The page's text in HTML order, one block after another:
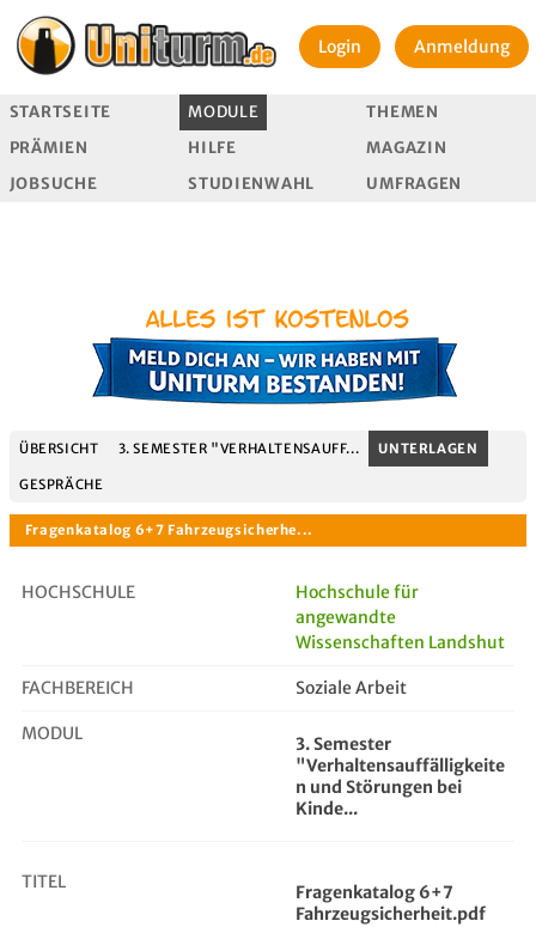
Login Anmeldung
STARTSEITE MODULE
THEMEN
PRÄMIEN
HILFE
MAGAZIN
JOBSUCHE
STUDIENWAHL UMFRAGEN
ÜBERSICHT 3. SEMESTER "VERHALTENSAUFF... UNTERLAGEN
GESPRÄCHE
HOCHSCHULE
Hochschule für
angewandte
Wissenschaften Landshut
FACHBEREICH Soziale Arbeit
MODUL
3. Semester
"Verhaltensauffälligkeite
n und Störungen bei
Kinde...
TITEL
Fragenkatalog 6+7
Fahrzeugsicherheit.pdf